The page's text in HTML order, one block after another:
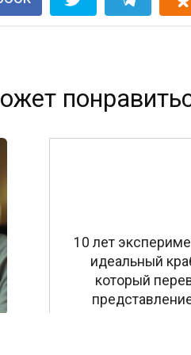
10 лет
идеальный
который